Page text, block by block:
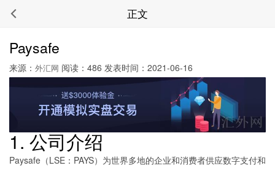
正文
Paysafe
来源： 外汇网 阅读：486 发表时间：2021-06-16
1. 公司介绍
Paysafe（LSE：PAYS）为世界多地的企业和消费者供应数字支付和